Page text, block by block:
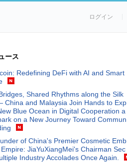
ログイン
ース
Redefining DeFi with AI and Smart
Shared Rhythms along the Silk
China and Malaysia Join Hands to Exp
Blue Ocean in Digital Cooperation a
on a New Journey Toward Commun
of China's Premier Cosmetic Emb
JiaYuXiangMei's Chairman Sec
Industry Accolades Once Again.